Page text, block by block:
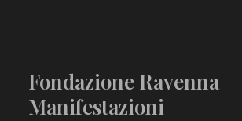
Fondazione Ravenna
Manifestazioni